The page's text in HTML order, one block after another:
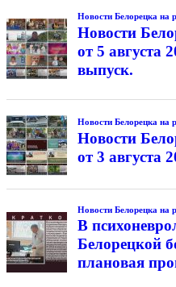
Новости Белорецка на
Новости
от 5 августа
выпуск.
Новости Белорецка на
Новости
от 3 августа
Новости Белорецка на
В
Белорецкой
плановая